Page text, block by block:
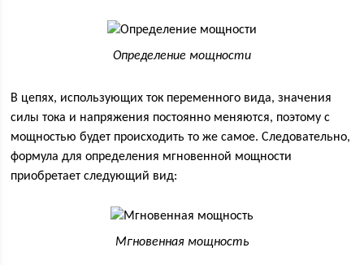
Определение мощности
В цепях, использующих ток переменного вида, значения
силы тока и напряжения постоянно меняются, поэтому с
мощностью будет происходить то же самое. Следовательно,
формула для определения мгновенной мощности
приобретает следующий вид:
Мгновенная мощность